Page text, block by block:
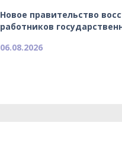
Новое правительство
работников
06.08.2026